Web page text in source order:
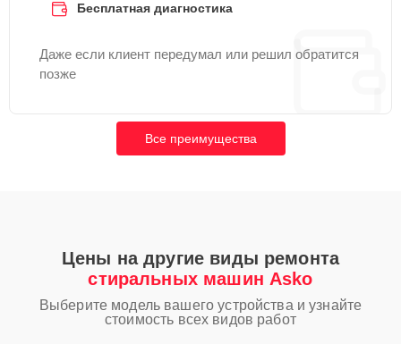
Бесплатная диагностика
Даже если клиент передумал или решил обратится
позже
Все преимущества
Цены на другие виды ремонта
стиральных машин Asko
Выберите модель вашего устройства и узнайте
стоимость всех видов работ